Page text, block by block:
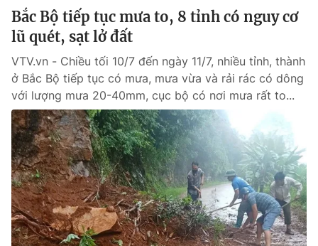
Bắc Bộ tiếp tục mưa to, 8 tỉnh có nguy cơ
lũ quét, sạt lở đất
VTV.vn - Chiều tối 10/7 đến ngày 11/7, nhiều tỉnh, thành
ở Bắc Bộ tiếp tục có mưa, mưa vừa và rải rác có dông
với lượng mưa 20-40mm, cục bộ có nơi mưa rất to...